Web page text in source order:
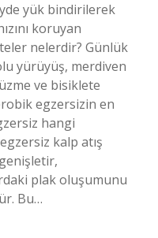
yük bindirilerek
koruyan
nelerdir? Günlük
yürüyüş, merdiven
ve bisiklete
egzersizin en
hangi
kalp atış
genişletir,
plak oluşumunu
Bu…